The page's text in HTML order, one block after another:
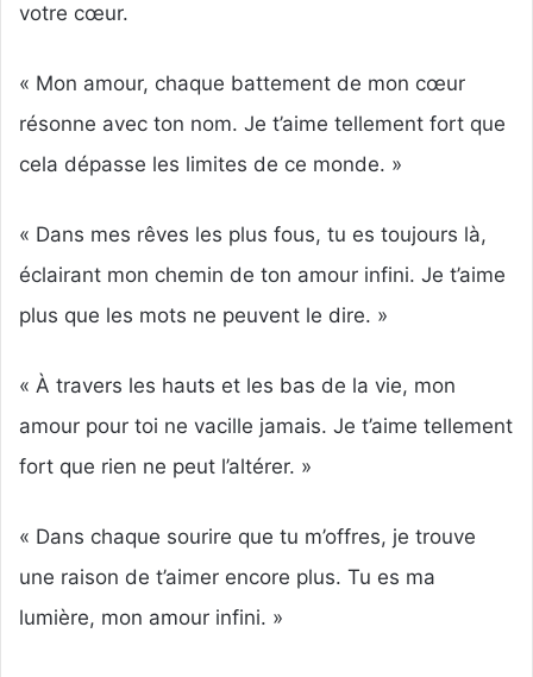
votre cœur.
« Mon amour, chaque battement de mon cœur
résonne avec ton nom. Je t’aime tellement fort que
cela dépasse les limites de ce monde. »
« Dans mes rêves les plus fous, tu es toujours là,
éclairant mon chemin de ton amour infini. Je t’aime
plus que les mots ne peuvent le dire. »
« À travers les hauts et les bas de la vie, mon
amour pour toi ne vacille jamais. Je t’aime tellement
fort que rien ne peut l’altérer. »
« Dans chaque sourire que tu m’offres, je trouve
une raison de t’aimer encore plus. Tu es ma
lumière, mon amour infini. »